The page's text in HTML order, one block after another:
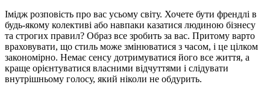
Імідж розповість про вас усьому світу. Хочете бути френдлі в
будь-якому колективі або навпаки казатися людиною бізнесу
та строгих правил? Образ все зробить за вас. Притому варто
враховувати, що стиль може змінюватися з часом, і це цілком
закономірно. Немає сенсу дотримуватися його все життя, а
краще орієнтуватися власними відчуттями і слідувати
внутрішньому голосу, який ніколи не обдурить.